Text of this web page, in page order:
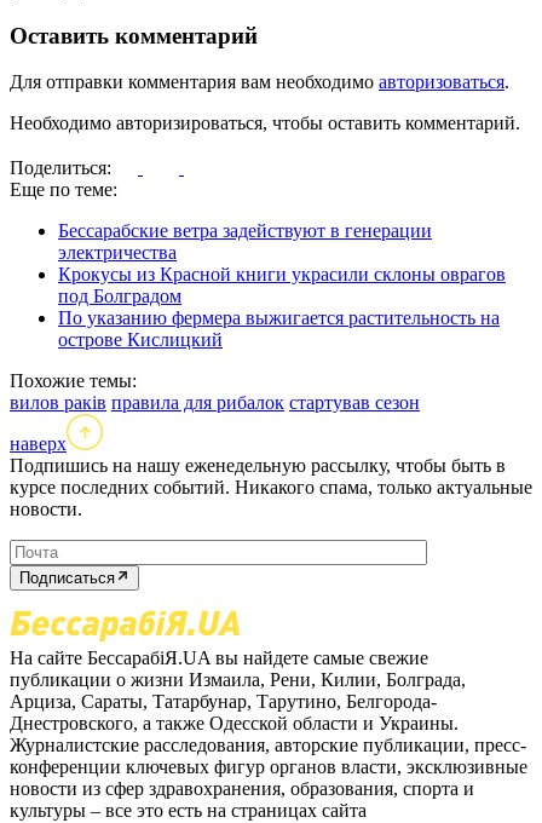
Оставить комментарий
Для отправки комментария вам необходимо авторизоваться.
Необходимо авторизироваться, чтобы оставить комментарий.
Поделиться:
Еще по теме:
Бессарабские ветра задействуют в генерации
электричества
Крокусы из Красной книги украсили склоны оврагов
под Болградом
По указанию фермера выжигается растительность на
острове Кислицкий
Похожие темы:
вилов раків правила для рибалок стартував сезон
наверх
Подпишись на нашу еженедельную рассылку, чтобы быть в
курсе последних событий. Никакого спама, только актуальные
новости.
Подписаться
На сайте БессарабіЯ.UA вы найдете самые свежие
публикации о жизни Измаила, Рени, Килии, Болграда,
Арциза, Сараты, Татарбунар, Тарутино, Белгорода-
Днестровского, а также Одесской области и Украины.
Журналистские расследования, авторские публикации, пресс-
конференции ключевых фигур органов власти, эксклюзивные
новости из сфер здравохранения, образования, спорта и
культуры – все это есть на страницах сайта